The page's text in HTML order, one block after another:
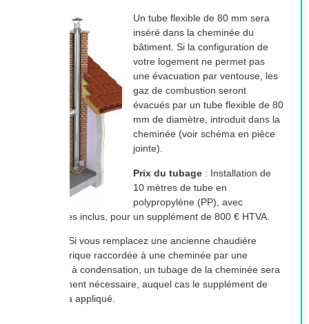
Avec ses dimensions de 1.257 mm en hauteur, 570 mm en
largeur et 691 mm en profondeur, la chaudière s’intègre
harmonieusement dans divers environnements, que ce soit
un sous-sol, un local technique ou une buanderie. Son
design moderne et fonctionnel ne compromet pas sa
puissance, offrant à votre foyer un chauffage fiable et
efficace. Plus d’informations sont disponibles dans le
catalogue Facq.
Boiler Séparé
La combinaison de la chaudière avec un boiler séparé de
type sol rond permet de maximiser l’efficacité de votre
système de chauffage et d’eau chaude sanitaire. Ce boiler a
une capacité de 184 litres et une puissance de 41 kW,
fournissant un approvisionnement en eau chaude en continu
pour les besoins quotidiens d’une famille. Avec des
dimensions de 1308 x 590 x 590 mm, il peut s’adapter
facilement à différents espaces tout en garantissant un débit
Un tube flexible de 80 mm sera
inséré dans la cheminée du
bâtiment. Si la configuration de
votre logement ne permet pas
une évacuation par ventouse, les
gaz de combustion seront
évacués par un tube flexible de 80
mm de diamètre, introduit dans la
cheminée (voir schéma en pièce
jointe).
Prix du tubage : Installation de
10 mètres de tube en
polypropylène (PP), avec
accessoires inclus, pour un supplément de 800 € HTVA.
: Si vous remplacez une ancienne chaudière
atmosphérique raccordée à une cheminée par une
chaudière à condensation, un tubage de la cheminée sera
probablement nécessaire, auquel cas le supplément de
800 € sera appliqué.